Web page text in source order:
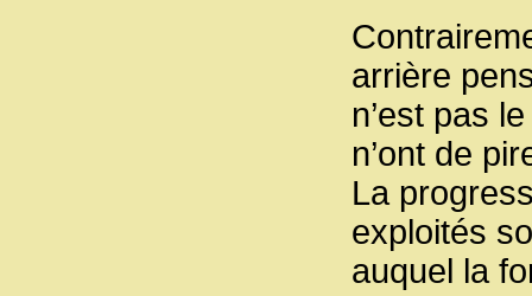
arrière
n’est pas
n’ont de
La
exploités
auquel la